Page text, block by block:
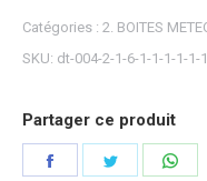
Catégories : 2. BOITES
SKU: dt-004-2-1-6-1-1-1-1-1-
Partager ce produit
Partager Partager